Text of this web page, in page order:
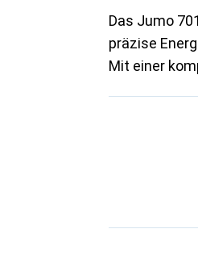
Das Jumo
präzise
Mit einer